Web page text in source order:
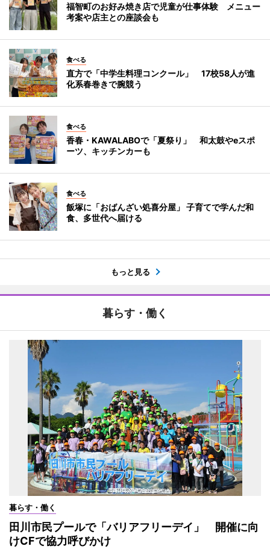
福智町のお好み焼き店で児童が仕事体験 メニュー
考案や店主との座談会も
食べる
直方で「中学生料理コンクール」 17校58人が進
化系春巻きで腕競う
食べる
香春・KAWALABOで「夏祭り」 和太鼓やeスポ
ーツ、キッチンカーも
食べる
飯塚に「おばんざい処喜分屋」 子育てで学んだ和
食、多世代へ届ける
もっと見る
暮らす・働く
暮らす・働く
田川市民プールで「バリアフリーデイ」 開催に向
けCFで協力呼びかけ